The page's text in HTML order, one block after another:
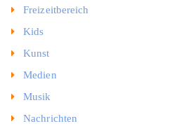
Freizeitbereich
Kids
Kunst
Medien
Musik
Nachrichten